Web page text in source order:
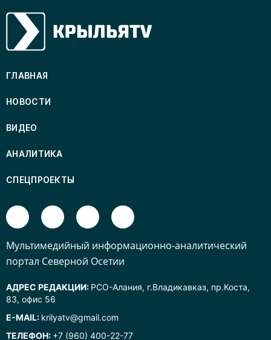
ГЛАВНАЯ
НОВОСТИ
ВИДЕО
АНАЛИТИКА
СПЕЦПРОЕКТЫ
Mультимедийный информационно-аналитический
портал Северной Осетии
АДРЕС РЕДАКЦИИ: РСО-Алания, г.Владикавказ, пр.Коста,
83, офис 56
E-MAIL: krilyatv@gmail.com
ТЕЛЕФОН: +7 (960) 400-22-77